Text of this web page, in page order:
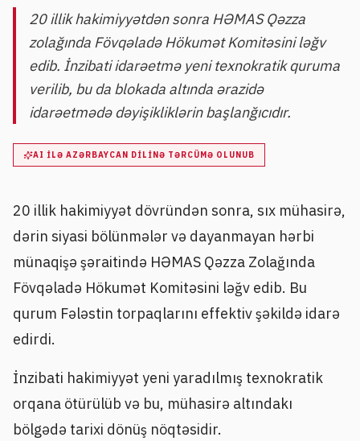
20 illik hakimiyyətdən sonra HƏMAS Qəzza
zolağında Fövqəladə Hökumət Komitəsini ləğv
edib. İnzibati idarəetmə yeni texnokratik quruma
verilib, bu da blokada altında ərazidə
idarəetmədə dəyişikliklərin başlanğıcıdır.
AI ILƏ AZƏRBAYCAN DILINƏ TƏRCÜMƏ OLUNUB
20 illik hakimiyyət dövründən sonra, sıx mühasirə,
dərin siyasi bölünmələr və dayanmayan hərbi
münaqişə şəraitində HƏMAS Qəzza Zolağında
Fövqəladə Hökumət Komitəsini ləğv edib. Bu
qurum Fələstin torpaqlarını effektiv şəkildə idarə
edirdi.
İnzibati hakimiyyət yeni yaradılmış texnokratik
orqana ötürülüb və bu, mühasirə altındakı
bölgədə tarixi dönüş nöqtəsidir.